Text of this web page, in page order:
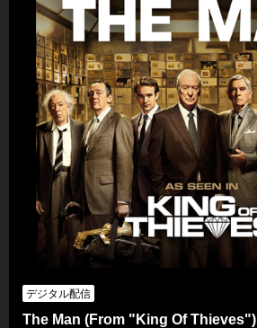
デジタル配信
The Man (From "King Of Thieves")